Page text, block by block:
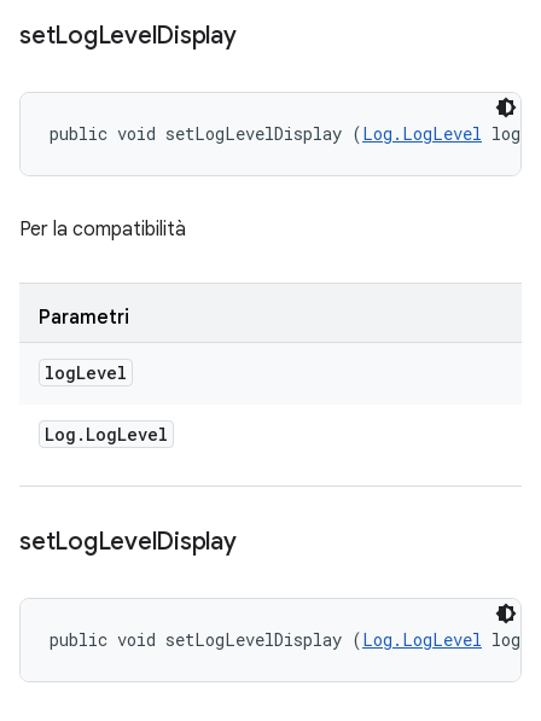
setLogLevelDisplay
public void setLogLevelDisplay (Log.LogLevel
Per la compatibilità
Parametri
logLevel
Log . LogLevel
setLogLevelDisplay
public void setLogLevelDisplay (Log.LogLevel